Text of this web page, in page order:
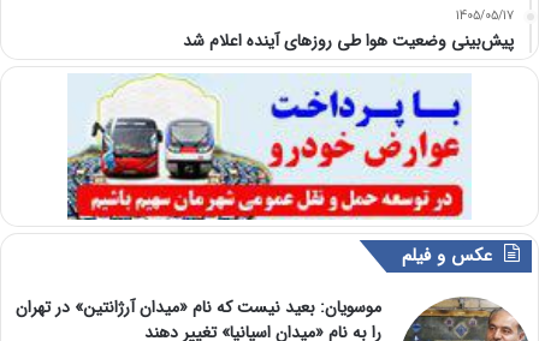
1405/05/17
پیش‌بینی وضعیت هوا طی روزهای آینده اعلام شد
عکس و فیلم
موسویان: بعید نیست که نام «میدان آرژانتین» در تهران
را به نام «میدان اسپانیا» تغییر دهند